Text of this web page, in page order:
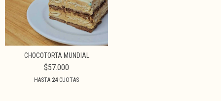
CHOCOTORTA MUNDIAL
$57.000
HASTA 24CUOTAS